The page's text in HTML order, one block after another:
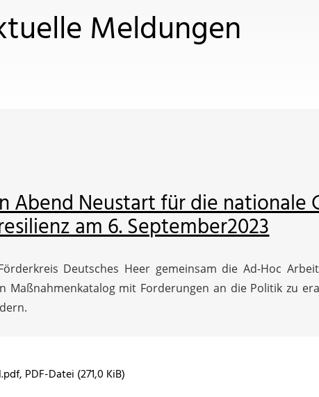
Meldungen
Abend Neustart für die nationale
am 6. September2023
Deutsches Heer gemeinsam die Ad-Hoc
Maßnahmenkatalog mit Forderungen an die Politik zu
, PDF-Datei (271,0 KiB)